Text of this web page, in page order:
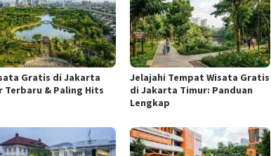
Gratis di Jakarta
Terbaru & Paling Hits
Jelajahi Tempat Wisata Gratis
di Jakarta Timur: Panduan
Lengkap